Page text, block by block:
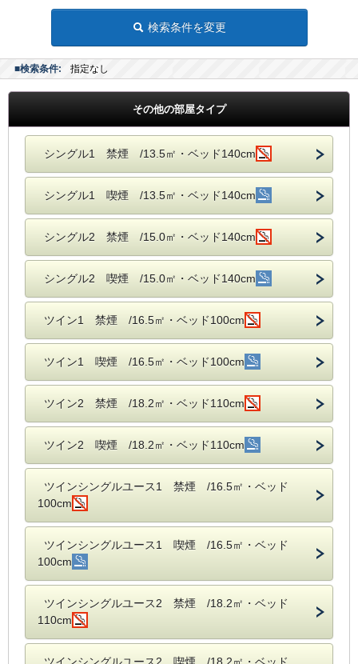
検索条件を変更
■検索条件: 指定なし
その他の部屋タイプ
シングル1 禁煙 /13.5㎡・ベッド140cm
シングル1 喫煙 /13.5㎡・ベッド140cm
シングル2 禁煙 /15.0㎡・ベッド140cm
シングル2 喫煙 /15.0㎡・ベッド140cm
ツイン1 禁煙 /16.5㎡・ベッド100cm
ツイン1 喫煙 /16.5㎡・ベッド100cm
ツイン2 禁煙 /18.2㎡・ベッド110cm
ツイン2 喫煙 /18.2㎡・ベッド110cm
ツインシングルユース1 禁煙 /16.5㎡・ベッド
100cm
ツインシングルユース1 喫煙 /16.5㎡・ベッド
100cm
ツインシングルユース2 禁煙 /18.2㎡・ベッド
110cm